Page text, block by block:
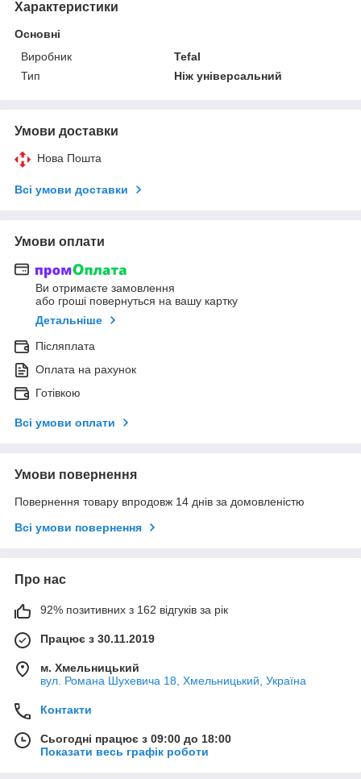
Характеристики
Основні
Виробник
Tefal
Тип
Ніж універсальний
Умови доставки
Нова Пошта
Всі умови доставки
Умови оплати
Ви отримаєте замовлення
або гроші повернуться на вашу картку
Детальніше
Післяплата
Оплата на рахунок
Готівкою
Всі умови оплати
Умови повернення
Повернення товару впродовж 14 днів за домовленістю
Всі умови повернення
Про нас
92% позитивних з 162 відгуків за рік
Працює з 30.11.2019
м. Хмельницький
вул. Романа Шухевича 18, Хмельницький, Україна
Контакти
Сьогодні працює з 09:00 до 18:00
Показати весь графік роботи